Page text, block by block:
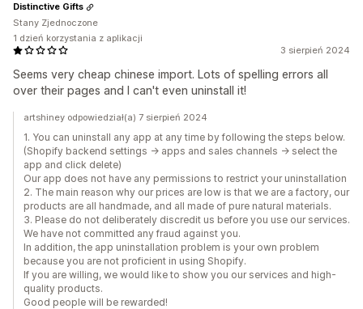
3 sierpień 2024
Seems very cheap chinese import. Lots of spelling errors all
over their pages and I can't even uninstall it!
Distinctive Gifts
Stany Zjednoczone
1 dzień korzystania z aplikacji
artshiney odpowiedział(a) 7 sierpień 2024
1. You can uninstall any app at any time by following the steps below.
(Shopify backend settings -> apps and sales channels -> select the
app and click delete)
Our app does not have any permissions to restrict your uninstallation
2. The main reason why our prices are low is that we are a factory, our
products are all handmade, and all made of pure natural materials.
3. Please do not deliberately discredit us before you use our services.
We have not committed any fraud against you.
In addition, the app uninstallation problem is your own problem
because you are not proficient in using Shopify.
If you are willing, we would like to show you our services and high-
quality products.
Good people will be rewarded!